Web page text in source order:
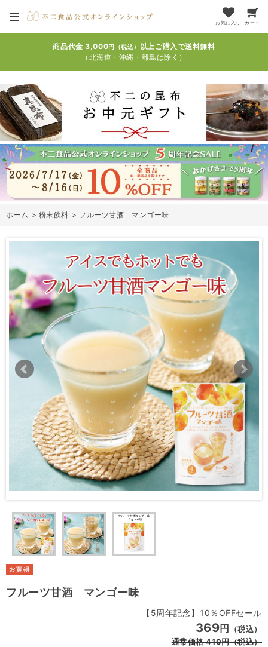
お気に入り カート
商品代金 3,000円（税込）
以上ご購入で送料無料
（北海道・沖縄・離島は除く）
ホーム > 粉末飲料 > フルーツ甘酒 マンゴー味
フルーツ甘酒 マンゴー味
【5周年記念】10％OFFセール
369円
（税込）
通常価格410円（税込）